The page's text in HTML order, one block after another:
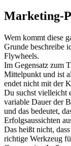
Marketing-
Wem kommt diese
Grunde beschreibe
Flywheels.
Im Gegensatz zum
Mittelpunkt und ist
endet nicht mit der
Du suchst vielleicht
variable Dauer der
und das bedeutet,
Erfolgsaussichten
Das heißt nicht,
richtige Werkzeug